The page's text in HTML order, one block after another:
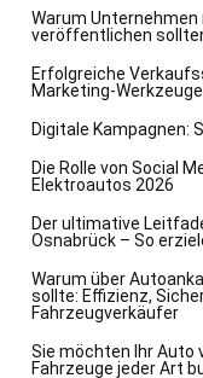
Warum
veröffentlichen
Erfolgreiche
Marketing-Werkzeuge
Digitale Kampagnen:
Die Rolle von Social
Elektroautos 2026
Der ultimative
Osnabrück – So
Warum über
sollte: Effizienz,
Fahrzeugverkäufer
Sie möchten Ihr Auto
Fahrzeuge jeder Art